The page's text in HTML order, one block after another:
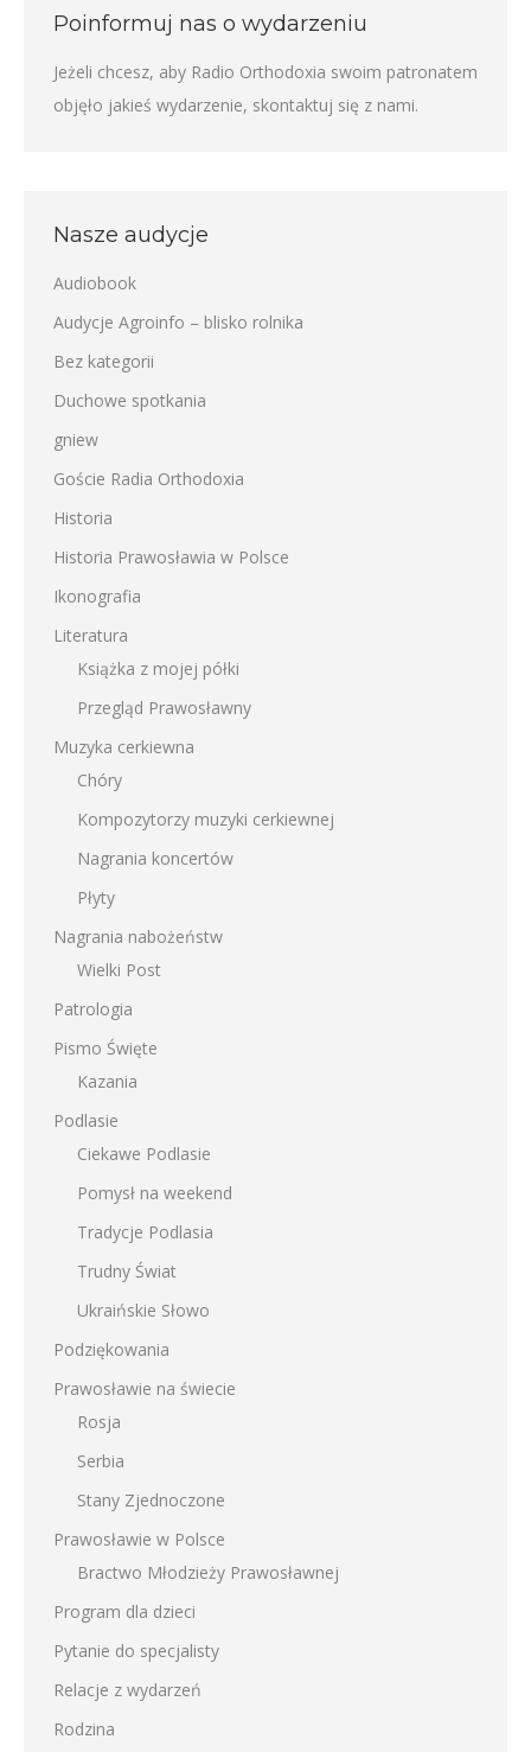
Poinformuj nas o wydarzeniu
Jeżeli chcesz, aby Radio Orthodoxia swoim patronatem
objęło jakieś wydarzenie, skontaktuj się z nami.
Nasze audycje
Audiobook
Audycje Agroinfo – blisko rolnika
Bez kategorii
Duchowe spotkania
gniew
Goście Radia Orthodoxia
Historia
Historia Prawosławia w Polsce
Ikonografia
Literatura
Książka z mojej półki
Przegląd Prawosławny
Muzyka cerkiewna
Chóry
Kompozytorzy muzyki cerkiewnej
Nagrania koncertów
Płyty
Nagrania nabożeństw
Wielki Post
Patrologia
Pismo Święte
Kazania
Podlasie
Ciekawe Podlasie
Pomysł na weekend
Tradycje Podlasia
Trudny Świat
Ukraińskie Słowo
Podziękowania
Prawosławie na świecie
Rosja
Serbia
Stany Zjednoczone
Prawosławie w Polsce
Bractwo Młodzieży Prawosławnej
Program dla dzieci
Pytanie do specjalisty
Relacje z wydarzeń
Rodzina